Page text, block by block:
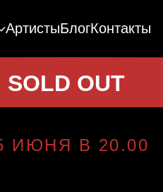
АртистыБлогКонтакты
SOLD OUT
ИЮНЯ В 20.00